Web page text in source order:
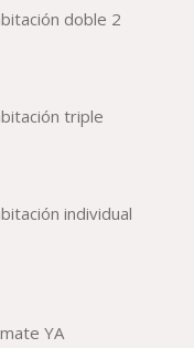
doble 2
triple
individual
YA